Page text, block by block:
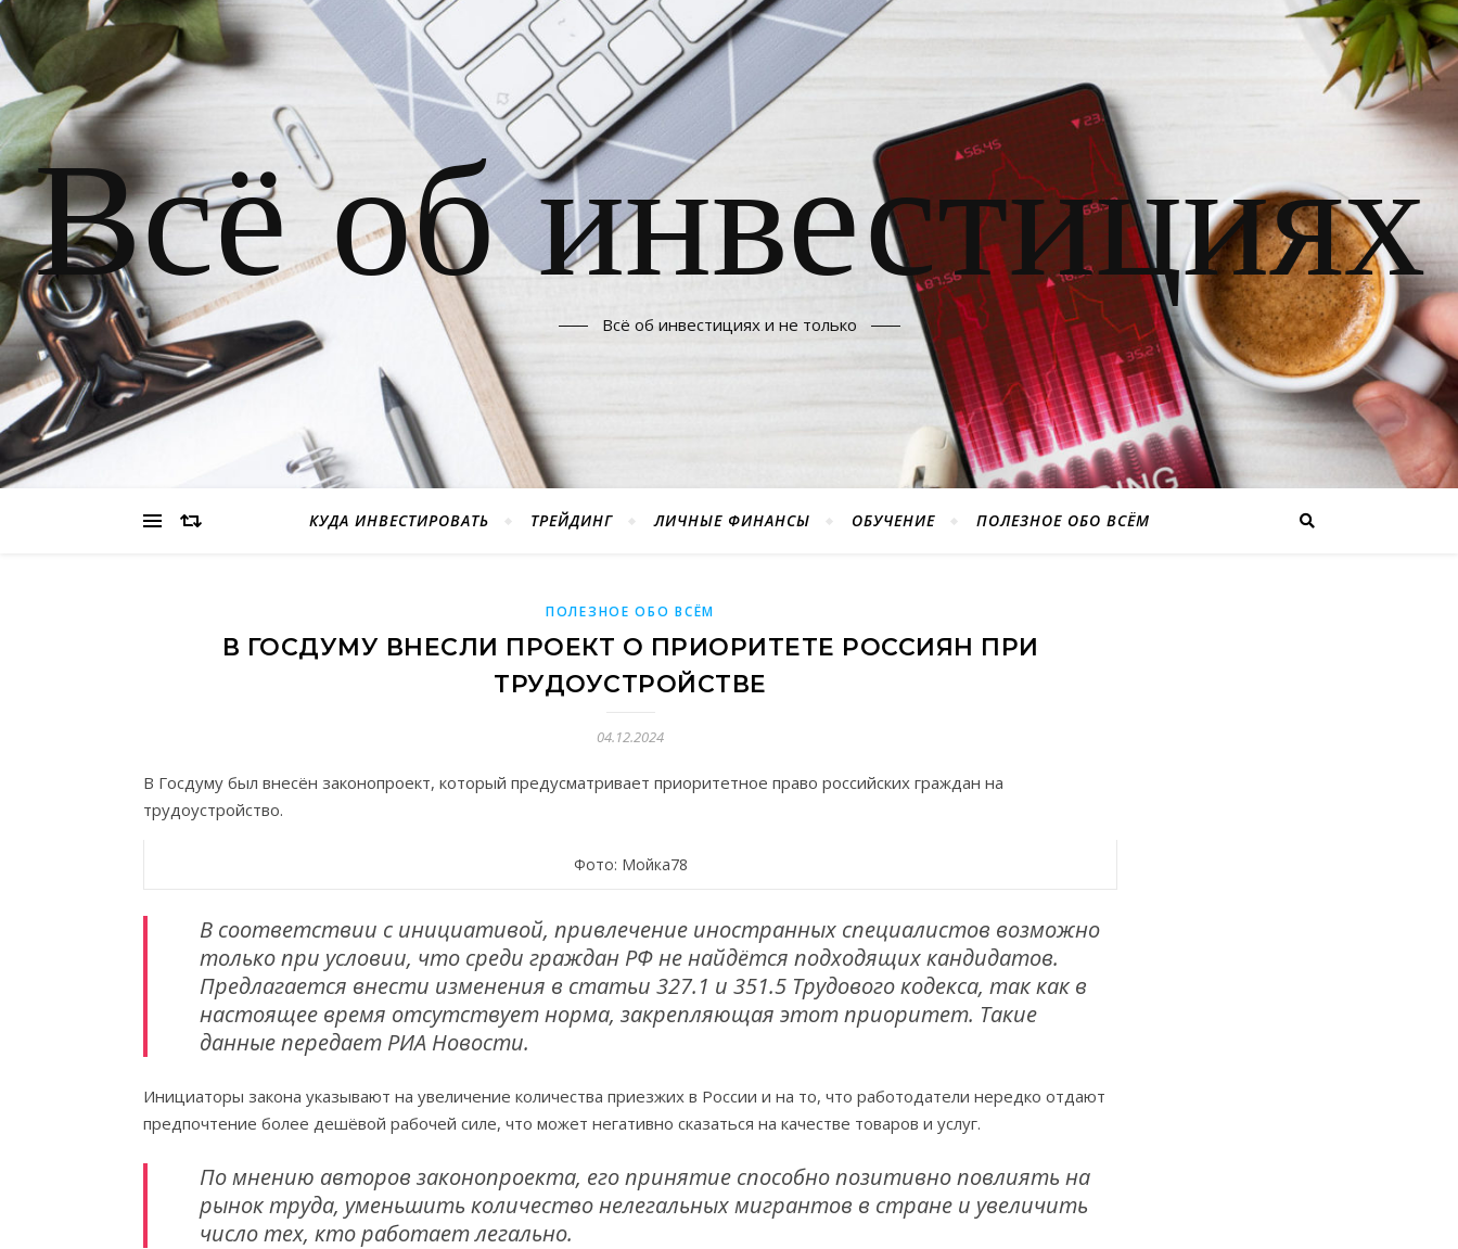
Всё об инвестициях
Всё об инвестициях и не только
КУДА ИНВЕСТИРОВАТЬ ТРЕЙДИНГ ЛИЧНЫЕ ФИНАНСЫ ОБУЧЕНИЕ ПОЛЕЗНОЕ ОБО ВСЁМ
ПОЛЕЗНОЕ ОБО ВСЁМ
В ГОСДУМУ ВНЕСЛИ ПРОЕКТ О ПРИОРИТЕТЕ РОССИЯН ПРИ
ТРУДОУСТРОЙСТВЕ
04.12.2024
В Госдуму был внесён законопроект, который предусматривает приоритетное право российских граждан на
трудоустройство.
Фото: Мойка78
В соответствии с инициативой, привлечение иностранных специалистов возможно
только при условии, что среди граждан РФ не найдётся подходящих кандидатов.
Предлагается внести изменения в статьи 327.1 и 351.5 Трудового кодекса, так как в
настоящее время отсутствует норма, закрепляющая этот приоритет. Такие
данные передает РИА Новости.
Инициаторы закона указывают на увеличение количества приезжих в России и на то, что работодатели нередко отдают
предпочтение более дешёвой рабочей силе, что может негативно сказаться на качестве товаров и услуг.
По мнению авторов законопроекта, его принятие способно позитивно повлиять на
рынок труда, уменьшить количество нелегальных мигрантов в стране и увеличить
число тех, кто работает легально.